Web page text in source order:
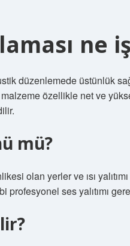
ne
düzenlemede üstünlük
özellikle net ve
mü?
olan yerler ve ısı
ses yalıtımı